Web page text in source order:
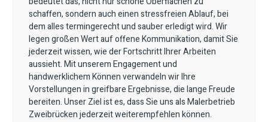
schaffen, sondern auch einen stressfreien Ablauf, bei
dem alles termingerecht und sauber erledigt wird. Wir
legen großen Wert auf offene Kommunikation, damit Sie
jederzeit wissen, wie der Fortschritt Ihrer Arbeiten
aussieht. Mit unserem Engagement und
handwerklichem Können verwandeln wir Ihre
Vorstellungen in greifbare Ergebnisse, die lange Freude
bereiten. Unser Ziel ist es, dass Sie uns als Malerbetrieb
Zweibrücken jederzeit weiterempfehlen können.